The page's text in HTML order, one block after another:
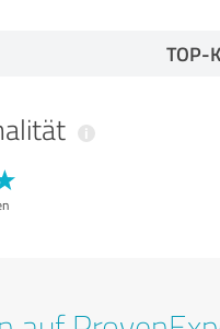
TOP-